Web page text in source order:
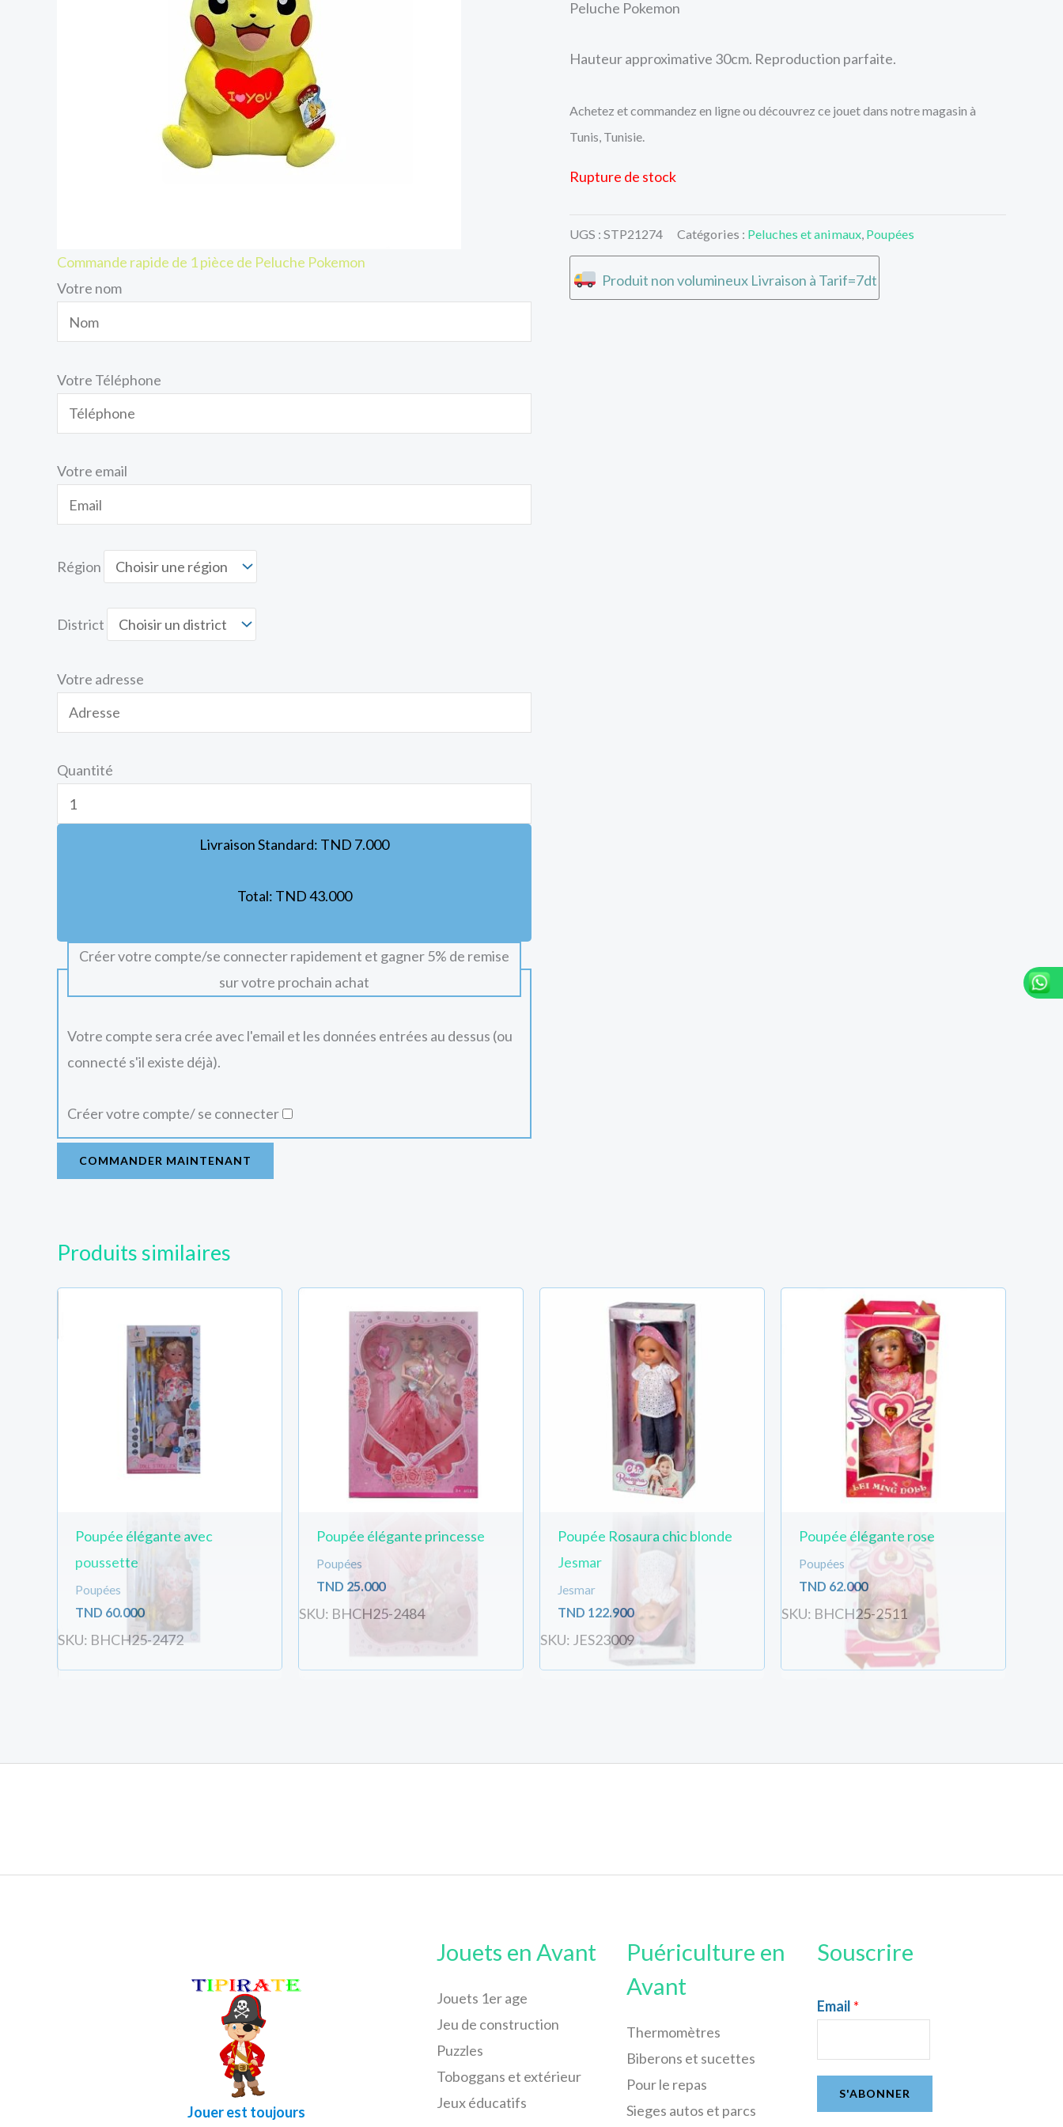
Commande rapide de 1 pièce de Peluche Pokemon
Votre nom
Votre Téléphone
Votre email
Région
District
Votre adresse
Quantité
Livraison Standard: TND 7.000
Total: TND43.000
Créer votre compte/se connecter rapidement et gagner 5% de remise
sur votre prochain achat
Votre compte sera crée avec l'email et les données entrées au dessus (ou
connecté s'il existe déjà).
Créer votre compte/ se connecter
COMMANDER MAINTENANT
Peluche Pokemon
Hauteur approximative 30cm. Reproduction parfaite.
Achetez et commandez en ligne ou découvrez ce jouet dans notre magasin à
Tunis, Tunisie.
Rupture de stock
UGS : STP21274 Catégories : Peluches et animaux Poupées
Produit non volumineux Livraison à Tarif=7dt
Produits similaires
Poupée élégante avec
poussette
Poupées
TND 60.000
SKU: BHCH25-2472
Poupée élégante princesse
Poupées
TND 25.000
SKU: BHCH25-2484
Poupée Rosaura chic blonde
Jesmar
Jesmar
TND 122.900
SKU: JES23009
Poupée élégante rose
Poupées
TND 62.000
SKU: BHCH25-2511
Jouer est toujours
Jouets en Avant
Jouets 1er age
Jeu de construction
Puzzles
Toboggans et extérieur
Jeux éducatifs
Puériculture en
Avant
Thermomètres
Biberons et sucettes
Pour le repas
Sieges autos et parcs
Souscrire
Email *
S'ABONNER